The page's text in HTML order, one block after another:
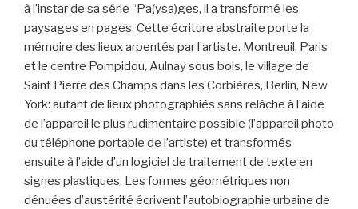
à l’instar de sa série “Pa(ysa)ges, il a transformé les
paysages en pages. Cette écriture abstraite porte la
mémoire des lieux arpentés par l’artiste. Montreuil, Paris
et le centre Pompidou, Aulnay sous bois, le village de
Saint Pierre des Champs dans les Corbières, Berlin, New
York: autant de lieux photographiés sans relâche à l’aide
de l’appareil le plus rudimentaire possible (l’appareil photo
du téléphone portable de l’artiste) et transformés
ensuite à l’aide d’un logiciel de traitement de texte en
signes plastiques. Les formes géométriques non
dénuées d’austérité écrivent l’autobiographie urbaine de